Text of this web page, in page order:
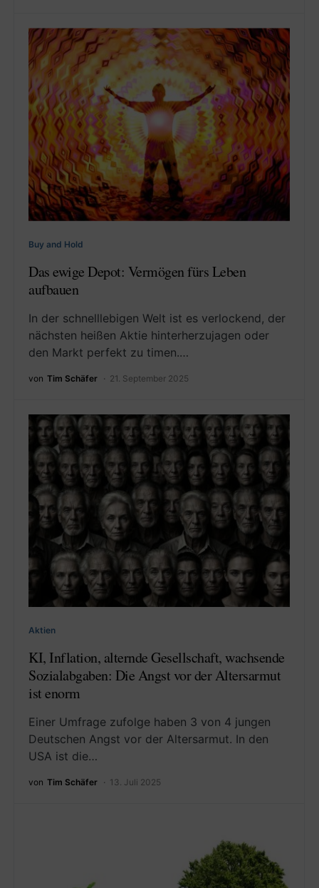
Buy and Hold
Das ewige Depot: Vermögen fürs Leben
aufbauen
In der schnelllebigen Welt ist es verlockend, der
nächsten heißen Aktie hinterherzujagen oder
den Markt perfekt zu timen.…
von Tim Schäfer 21. September 2025
Aktien
KI, Inflation, alternde Gesellschaft, wachsende
Sozialabgaben: Die Angst vor der Altersarmut
ist enorm
Einer Umfrage zufolge haben 3 von 4 jungen
Deutschen Angst vor der Altersarmut. In den
USA ist die…
von Tim Schäfer 13. Juli 2025